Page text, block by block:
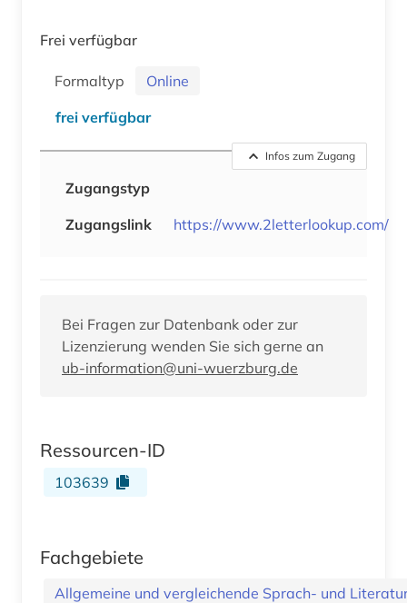
Frei verfügbar
Formaltyp
Online
frei verfügbar
Infos zum Zugang
Zugangstyp
Zugangslink
https://www.2letterlookup.com/
Bei Fragen zur Datenbank oder zur
Lizenzierung wenden Sie sich gerne an
ub-information@uni-wuerzburg.de
Ressourcen-ID
103639
Fachgebiete
Allgemeine und vergleichende Sprach- und